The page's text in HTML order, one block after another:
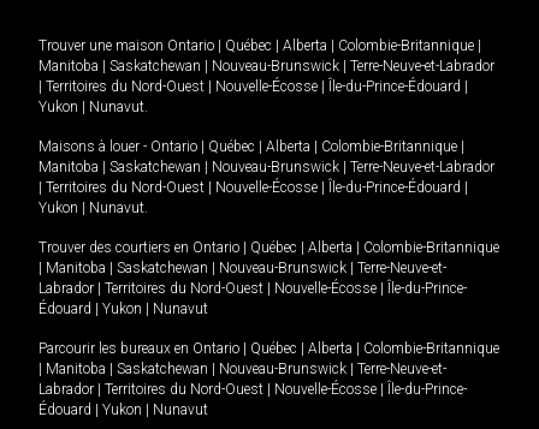
Trouver une maison Ontario Québec Alberta Colombie-Britannique
Manitoba
Saskatchewan Nouveau-Brunswick
Terre-Neuve-et-Labrador
Territoires du Nord-Ouest Nouvelle-Écosse Île-du-Prince-Édouard
Yukon
Nunavut.
Maisons à louer - Ontario Québec Alberta Colombie-Britannique
Manitoba
Saskatchewan Nouveau-Brunswick
Terre-Neuve-et-Labrador
Territoires du Nord-Ouest Nouvelle-Écosse Île-du-Prince-Édouard
Yukon
Nunavut.
Trouver des courtiers en Ontario Québec Alberta
Colombie-Britannique
Manitoba Saskatchewan Nouveau-Brunswick
Terre-Neuve-et-
Labrador
Territoires du Nord-Ouest Nouvelle-Écosse
Île-du-Prince-
Édouard
Yukon Nunavut
Parcourir les bureaux en Ontario Québec Alberta
Colombie-Britannique
Manitoba Saskatchewan Nouveau-Brunswick
Terre-Neuve-et-
Labrador
Territoires du Nord-Ouest Nouvelle-Écosse
Île-du-Prince-
Édouard
Yukon Nunavut